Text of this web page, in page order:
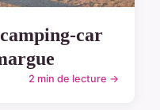
car
2 min de lecture →